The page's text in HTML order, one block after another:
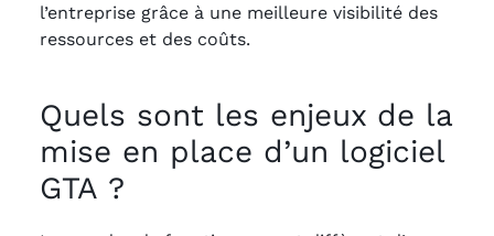
l’entreprise grâce à une meilleure visibilité des
ressources et des coûts.
Quels sont les enjeux de la
mise en place d’un logiciel
GTA ?